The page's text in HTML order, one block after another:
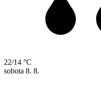
22/14 °C
sobota 8. 8.